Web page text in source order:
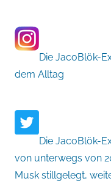
Die JacoBlök-
dem Alltag
Die JacoBlök-
von unterwegs von
Musk stillgelegt,